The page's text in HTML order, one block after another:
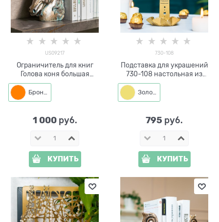
US09217
Ограничитель для книг
Голова коня большая
US09217 полистоун
Бронза
1 000 руб.
КУПИТЬ
730-108
Подставка для украшений
730-108 настольная из
металла
Золото
795 руб.
КУПИТЬ